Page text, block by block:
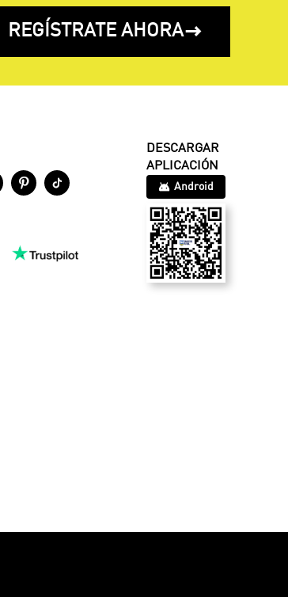
REGÍSTRATE AHORA
 
DESCARGAR
APLICACIÓN
Android